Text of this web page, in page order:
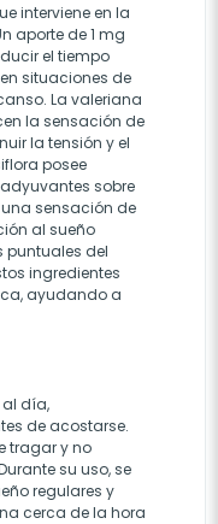
interviene en la
aporte de 1 mg
el tiempo
situaciones de
La valeriana
la sensación de
la tensión y el
posee
sobre
sensación de
al sueño
puntuales del
ingredientes
ayudando a
día,
de acostarse.
tragar y no
su uso, se
regulares y
cerca de la hora